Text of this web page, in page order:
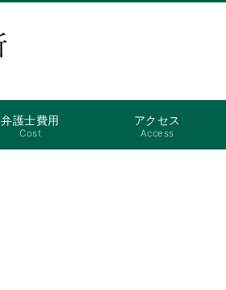
弁護士費用
Cost
アクセス
Access